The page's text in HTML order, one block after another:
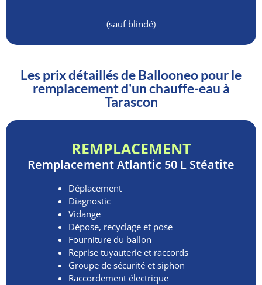
(sauf blindé)
Les prix détaillés de Ballooneo pour le
remplacement d'un chauffe-eau à
Tarascon
REMPLACEMENT
RemplacementAtlantic 50 L Stéatite
Déplacement
Diagnostic
Vidange
Dépose, recyclage et pose
Fourniture du ballon
Reprise tuyauterie et raccords
Groupe de sécurité et siphon
Raccordement électrique